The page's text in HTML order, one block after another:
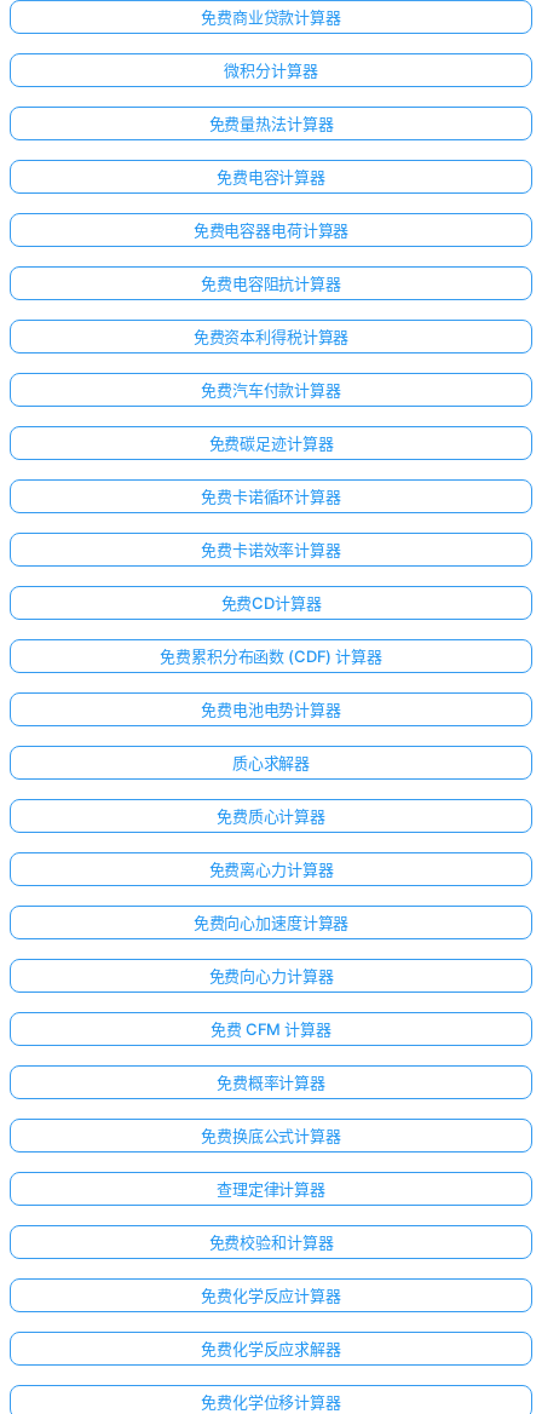
免费商业贷款计算器
微积分计算器
免费量热法计算器
免费电容计算器
免费电容器电荷计算器
免费电容阻抗计算器
免费资本利得税计算器
免费汽车付款计算器
免费碳足迹计算器
免费卡诺循环计算器
免费卡诺效率计算器
免费CD计算器
免费累积分布函数 (CDF) 计算器
免费电池电势计算器
质心求解器
免费质心计算器
免费离心力计算器
免费向心加速度计算器
免费向心力计算器
免费 CFM 计算器
免费概率计算器
免费换底公式计算器
查理定律计算器
免费校验和计算器
免费化学反应计算器
免费化学反应求解器
免费化学位移计算器